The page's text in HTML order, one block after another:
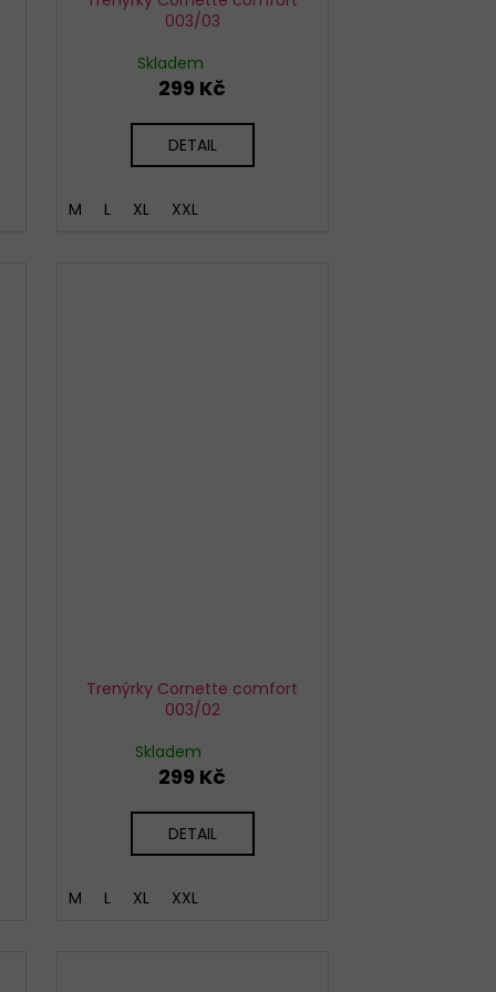
003/03
Skladem
299 Kč
DETAIL
M L XL XXL
Trenýrky Cornette comfort
003/02
Skladem
299 Kč
DETAIL
M L XL XXL